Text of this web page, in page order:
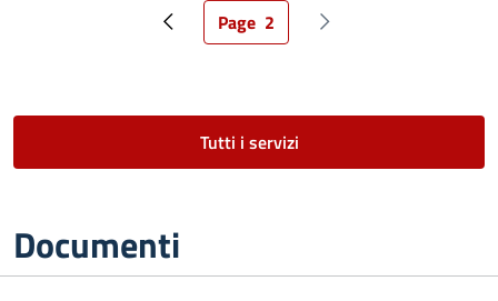
Pagina precedente
Pagina attuale
Page 2 Pagina successiva
Tutti i servizi
Documenti